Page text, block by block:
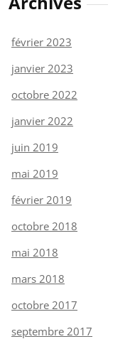
février 2023
janvier 2023
octobre 2022
janvier 2022
juin 2019
mai 2019
février 2019
octobre 2018
mai 2018
mars 2018
octobre 2017
septembre 2017